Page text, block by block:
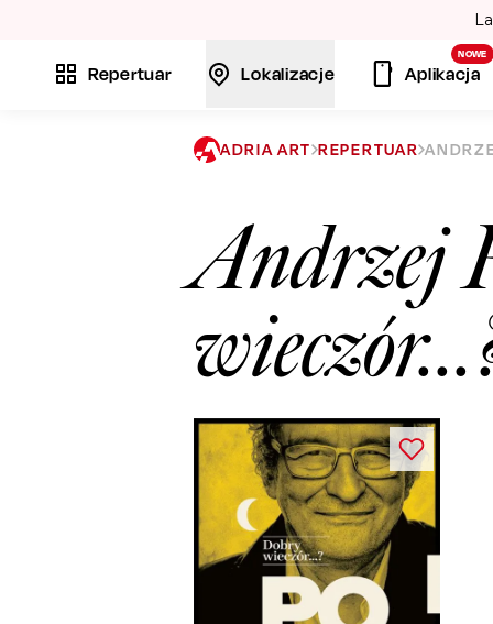
Repertuar Lokalizacje
NOWE
Aplikacja
ADRIA ART REPERTUAR
Andrzej